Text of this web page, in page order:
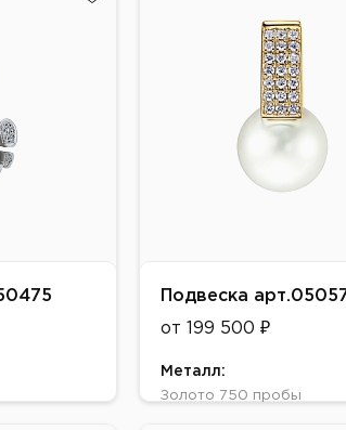
Подвеска
от 199 500 ₽
Металл:
Золото 750 пробы